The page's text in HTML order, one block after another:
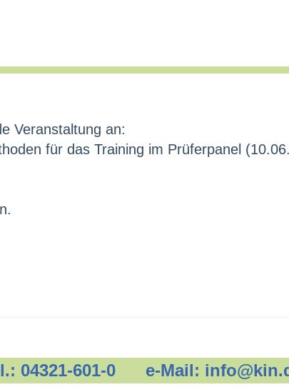
Veranstaltung an:
für das Training im Prüferpanel
04321-601-0 e-Mail: